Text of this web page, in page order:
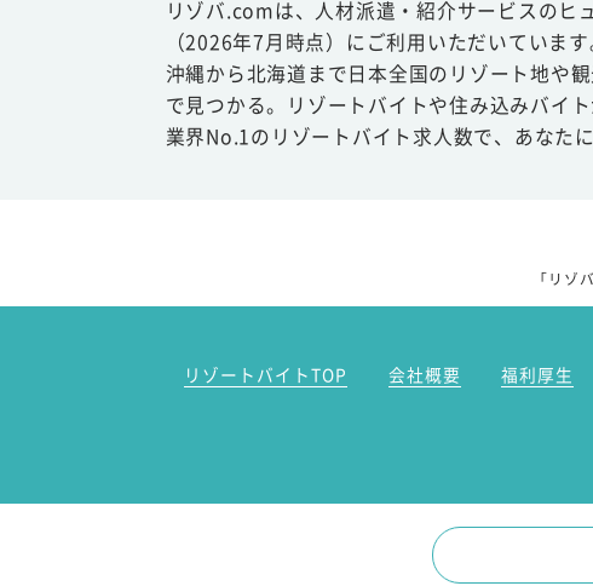
リゾバ.comは、人材派遣・紹介サービスのヒ
（2026年7月時点）にご利用いただいています
沖縄から北海道まで日本全国のリゾート地や
で見つかる。リゾートバイトや住み込みバイ
業界No.1のリゾートバイト求人数で、あなた
「リゾ
リゾートバイトTOP 会社概要 福利厚生